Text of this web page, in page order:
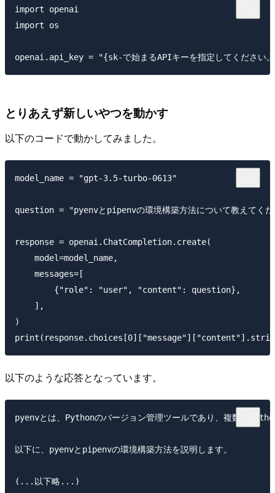
import openai
import os
とりあえず新しいやつを動かす
以下のコードで動かしてみました。
model_name = "gpt-3.5-turbo-0613"
question = "pyenvとpipenvの環境構築方法について教えてく
response = openai.ChatCompletion.create(
    model=model_name,
    messages=[
        {"role": "user", "content": question},
    ],
)
以下のような応答となっています。
pyenvとは、Pythonのバージョン管理ツールであり、複数の
以下に、pyenvとpipenvの環境構築方法を説明します。